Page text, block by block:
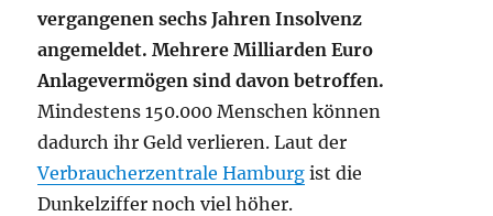
vergangenen sechs Jahren Insolvenz
angemeldet. Mehrere Milliarden Euro
Anlagevermögen sind davon betroffen.
Mindestens 150.000 Menschen können
dadurch ihr Geld verlieren. Laut der
Verbraucherzentrale Hamburg ist die
Dunkelziffer noch viel höher.